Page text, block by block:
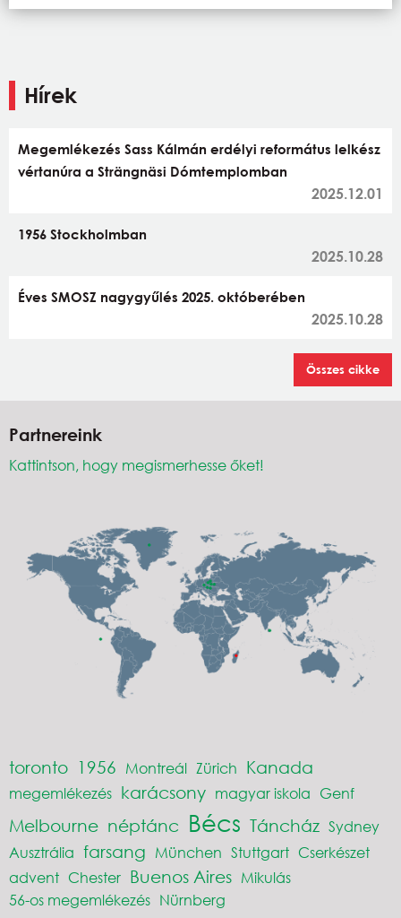
Hírek
Megemlékezés Sass Kálmán erdélyi református lelkész
vértanúra a Strängnäsi Dómtemplomban
2025.12.01
1956 Stockholmban
2025.10.28
Éves SMOSZ nagygyűlés 2025. októberében
2025.10.28
Összes cikke
Partnereink
Kattintson, hogy megismerhesse őket!
toronto 1956 Montreál Zürich Kanada
megemlékezés karácsony magyar iskola Genf
Melbourne néptánc Bécs Táncház Sydney
Ausztrália farsang München Stuttgart Cserkészet
advent Chester Buenos Aires Mikulás
56-os megemlékezés Nürnberg